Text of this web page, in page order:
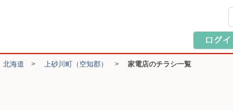
北海道 > 上砂川町（空知郡） > 家電店のチラシ一覧